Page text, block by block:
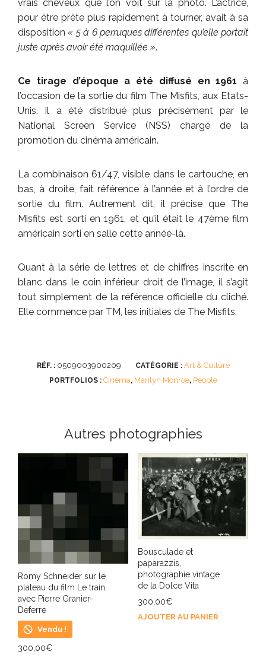
vrais cheveux que l’on voit sur la photo. L’actrice,
pour être prête plus rapidement à tourner, avait à sa
disposition« 5 à 6 perruques différentes qu’elle portait
juste après avoir été maquillée ».
Ce tirage d’époque a été diffusé en 1961 à
l’occasion de la sortie du film The Misfits, aux Etats-
Unis. Il a été distribué plus précisément par le
National Screen Service (NSS) chargé de la
promotion du cinéma américain.
La combinaison 61/47, visible dans le cartouche, en
bas, à droite, fait référence à l’année et à l’ordre de
sortie du film. Autrement dit, il précise que The
Misfits est sorti en 1961, et qu’il était le 47ème film
américain sorti en salle cette année-là.
Quant à la série de lettres et de chiffres inscrite en
blanc dans le coin inférieur droit de l’image, il s’agit
tout simplement de la référence officielle du cliché.
Elle commence par TM, les initiales de The Misfits.
RÉF. : 0509003900209 CATÉGORIE : Art & Culture
PORTFOLIOS : Cinéma, Marilyn Monroe, People
Autres photographies
Romy Schneider sur le
plateau du film Le train,
avec Pierre Granier-
Deferre
Vendu !
300,00€
Bousculade et
paparazzis,
photographie vintage
de la Dolce Vita
300,00€
AJOUTER AU PANIER